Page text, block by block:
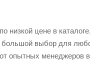
цене в
выбор для
опытных менеджеров